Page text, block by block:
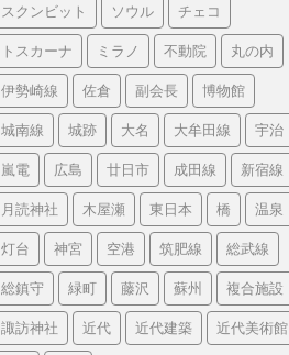
スクンビット ソウル チェコ
トスカーナ ミラノ 不動院 丸の内
伊勢崎線 佐倉 副会長 博物館
城南線 城跡 大名 大牟田線 宇治
嵐電 広島 廿日市 成田線 新宿線
月読神社 木屋瀬 東日本 橋 温泉
灯台 神宮 空港 筑肥線 総武線
総鎮守 緑町 藤沢 蘇州 複合施設
諏訪神社 近代 近代建築 近代美術館